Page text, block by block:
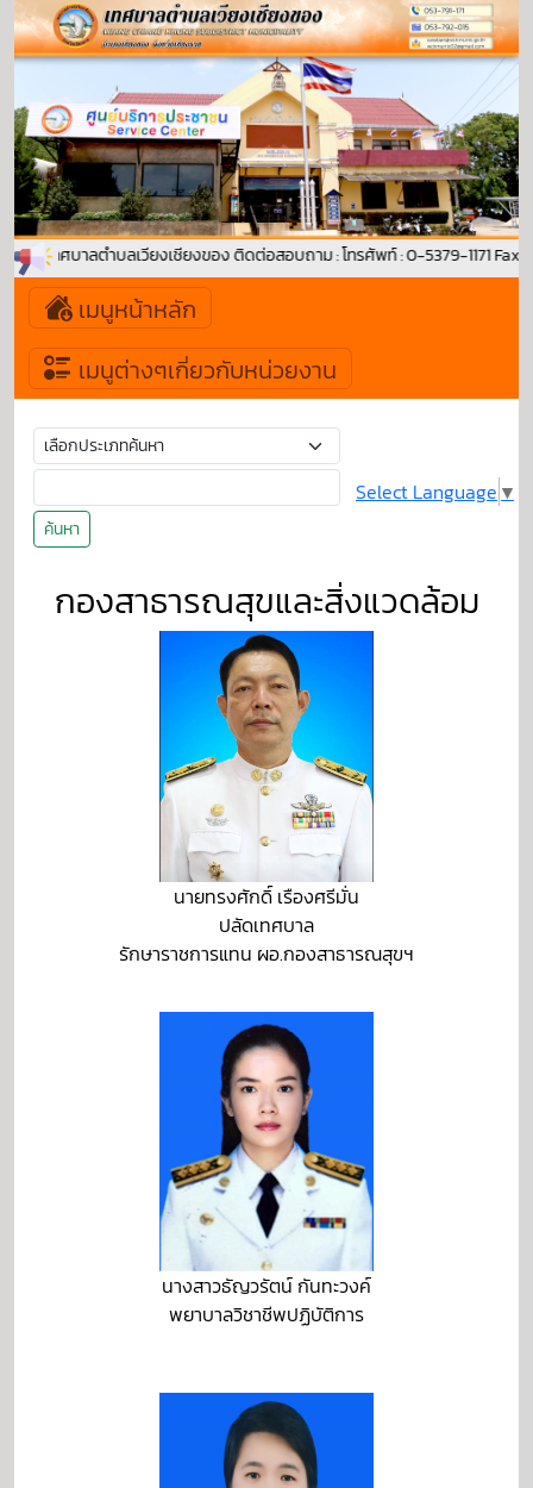
ทศบาลตำบลเวียงเชียงของ ติดต่อสอบถาม : โทรศัพท์ : 0-5379-1171 Fax :
เมนูหน้าหลัก
เมนูต่างๆเกี่ยวกับหน่วยงาน
ค้นหา
Select Language ▼
กองสาธารณสุขและสิ่งแวดล้อม
นายทรงศักดิ์ เรืองศรีมั่น
ปลัดเทศบาล
รักษาราชการแทน ผอ.กองสาธารณสุขฯ
นางสาวธัญวรัตน์ กันทะวงค์
พยาบาลวิชาชีพปฏิบัติการ